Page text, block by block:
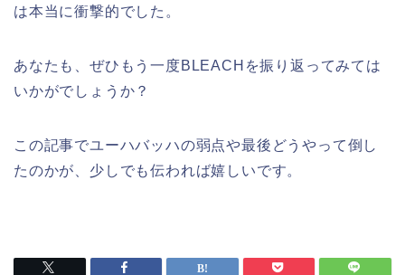
は本当に衝撃的でした。
あなたも、ぜひもう一度BLEACHを振り返ってみては
いかがでしょうか？
この記事でユーハバッハの弱点や最後どうやって倒し
たのかが、少しでも伝われば嬉しいです。